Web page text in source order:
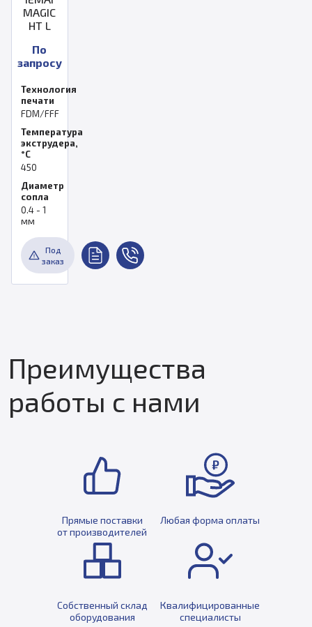
MAGIC
HT L
По
запросу
Технология
печати
FDM/FFF
Температура
экструдера,
°C
450
Диаметр
сопла
0.4 - 1
мм
Под
заказ
Преимущества
работы с нами
Прямые поставки
от производителей
Любая форма оплаты
Собственный склад
оборудования
Квалифицированные
специалисты